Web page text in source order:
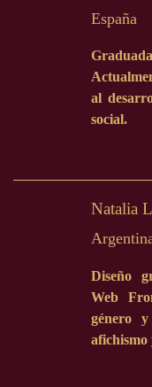
España
al
social.
Natalia
Diseño
Web
género
afichismo